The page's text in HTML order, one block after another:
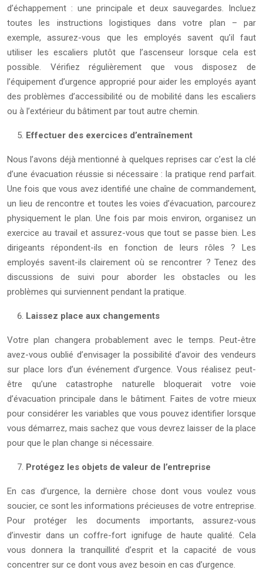
d’échappement : une principale et deux sauvegardes. Incluez
toutes les instructions logistiques dans votre plan – par
exemple, assurez-vous que les employés savent qu’il faut
utiliser les escaliers plutôt que l’ascenseur lorsque cela est
possible. Vérifiez régulièrement que vous disposez de
l’équipement d’urgence approprié pour aider les employés ayant
des problèmes d’accessibilité ou de mobilité dans les escaliers
ou à l’extérieur du bâtiment par tout autre chemin.
Effectuer des exercices d’entraînement
Nous l’avons déjà mentionné à quelques reprises car c’est la clé
d’une évacuation réussie si nécessaire : la pratique rend parfait.
Une fois que vous avez identifié une chaîne de commandement,
un lieu de rencontre et toutes les voies d’évacuation, parcourez
physiquement le plan. Une fois par mois environ, organisez un
exercice au travail et assurez-vous que tout se passe bien. Les
dirigeants répondent-ils en fonction de leurs rôles ? Les
employés savent-ils clairement où se rencontrer ? Tenez des
discussions de suivi pour aborder les obstacles ou les
problèmes qui surviennent pendant la pratique.
Laissez place aux changements
Votre plan changera probablement avec le temps. Peut-être
avez-vous oublié d’envisager la possibilité d’avoir des vendeurs
sur place lors d’un événement d’urgence. Vous réalisez peut-
être qu’une catastrophe naturelle bloquerait votre voie
d’évacuation principale dans le bâtiment. Faites de votre mieux
pour considérer les variables que vous pouvez identifier lorsque
vous démarrez, mais sachez que vous devrez laisser de la place
pour que le plan change si nécessaire.
Protégez les objets de valeur de l’entreprise
En cas d’urgence, la dernière chose dont vous voulez vous
soucier, ce sont les informations précieuses de votre entreprise.
Pour protéger les documents importants, assurez-vous
d’investir dans un coffre-fort ignifuge de haute qualité. Cela
vous donnera la tranquillité d’esprit et la capacité de vous
concentrer sur ce dont vous avez besoin en cas d’urgence.